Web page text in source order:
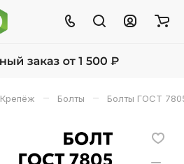
Крепёж – Болты – Болты ГОСТ